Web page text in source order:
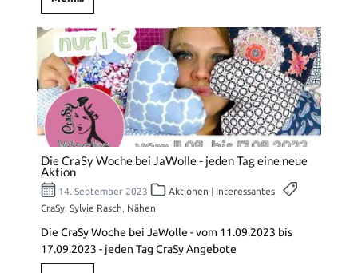
Die CraSy Woche bei JaWolle - jeden Tag eine neue
Aktion
14. September 2023 Aktionen | Interessantes
CraSy, Sylvie Rasch, Nähen
Die CraSy Woche bei JaWolle - vom 11.09.2023 bis
17.09.2023 - jeden Tag CraSy Angebote